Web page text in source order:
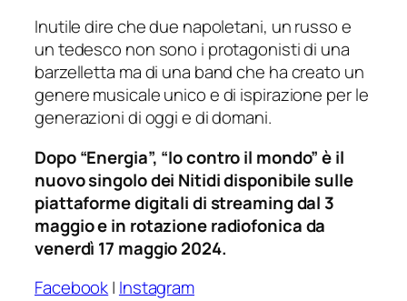
Inutile dire che due napoletani, un russo e
un tedesco non sono i protagonisti di una
barzelletta ma di una band che ha creato un
genere musicale unico e di ispirazione per le
generazioni di oggi e di domani.
Dopo “Energia”, “Io contro il mondo” è il
nuovo singolo dei Nitidi disponibile sulle
piattaforme digitali di streaming dal 3
maggio e in rotazione radiofonica da
venerdì 17 maggio 2024.
Facebook| Instagram